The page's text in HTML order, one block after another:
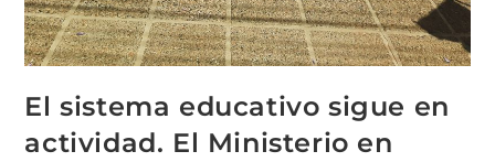
El sistema educativo sigue en
actividad. El Ministerio en